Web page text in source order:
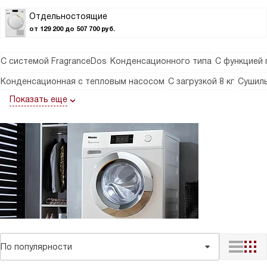
Отдельностоящие
от 129 200 до 507 700 руб.
C cистемой FragranceDos Конденсационного типа С функцией
Конденсационная с тепловым насосом С загрузкой 8 кг
Показать еще
По популярности